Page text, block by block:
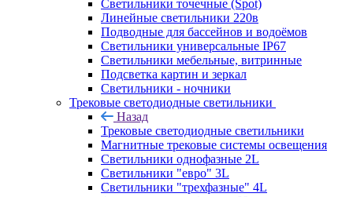
Светильники точечные (Spot)
Линейные светильники 220в
Подводные для бассейнов и водоёмов
Светильники универсальные IP67
Светильники мебельные, витринные
Подсветка картин и зеркал
Светильники - ночники
Трековые светодиодные светильники
Назад
Трековые светодиодные светильники
Магнитные трековые системы освещения
Светильники однофазные 2L
Светильники "евро" 3L
Светильники "трехфазные" 4L